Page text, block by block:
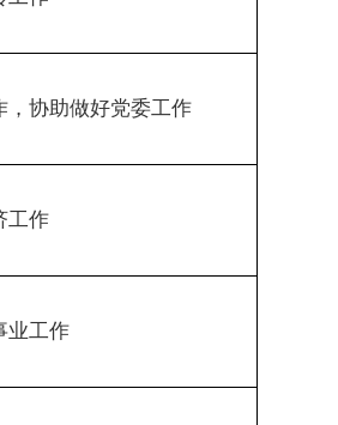
，协助做好党委工作
工作
业工作